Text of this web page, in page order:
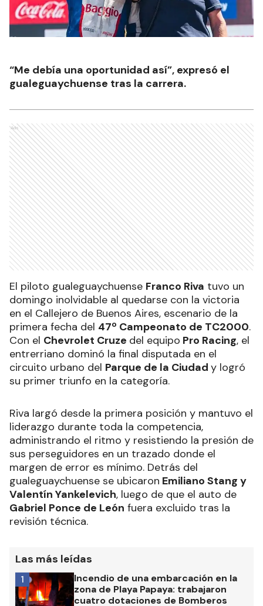
“Me debía una oportunidad así”, expresó el
gualeguaychuense tras la carrera.
Ads
El piloto gualeguaychuense Franco Riva tuvo un
domingo inolvidable al quedarse con la victoria
en el Callejero de Buenos Aires, escenario de la
primera fecha del 47º Campeonato de TC2000.
Con el Chevrolet Cruze del equipo Pro Racing, el
entrerriano dominó la final disputada en el
circuito urbano del Parque de la Ciudad y logró
su primer triunfo en la categoría.
Riva largó desde la primera posición y mantuvo el
liderazgo durante toda la competencia,
administrando el ritmo y resistiendo la presión de
sus perseguidores en un trazado donde el
margen de error es mínimo. Detrás del
gualeguaychuense se ubicaron Emiliano Stang y
Valentín Yankelevich, luego de que el auto de
Gabriel Ponce de León fuera excluido tras la
revisión técnica.
Las más leídas
Incendio de una embarcación en la
zona de Playa Papaya: trabajaron
cuatro dotaciones de Bomberos
1